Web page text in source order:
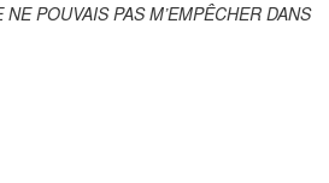
POUVAIS PAS M’EMPÊCHER DANS